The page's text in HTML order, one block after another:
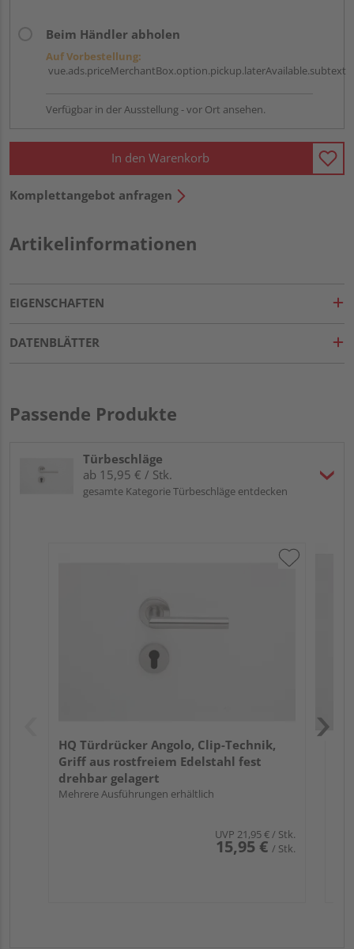
Beim Händler abholen
Auf Vorbestellung:
vue.ads.priceMerchantBox.option.pickup.laterAvailable.subtext
Verfügbar in der Ausstellung - vor Ort ansehen.
In den Warenkorb
Komplettangebot anfragen
Artikelinformationen
EIGENSCHAFTEN
DATENBLÄTTER
Passende Produkte
Türbeschläge
ab 15,95 € / Stk.
gesamte Kategorie Türbeschläge entdecken
HQ Türdrücker Angolo, Clip-Technik,
Griff aus rostfreiem Edelstahl fest
drehbar gelagert
Mehrere Ausführungen erhältlich
UVP 21,95 €/ Stk.
15,95 € / Stk.